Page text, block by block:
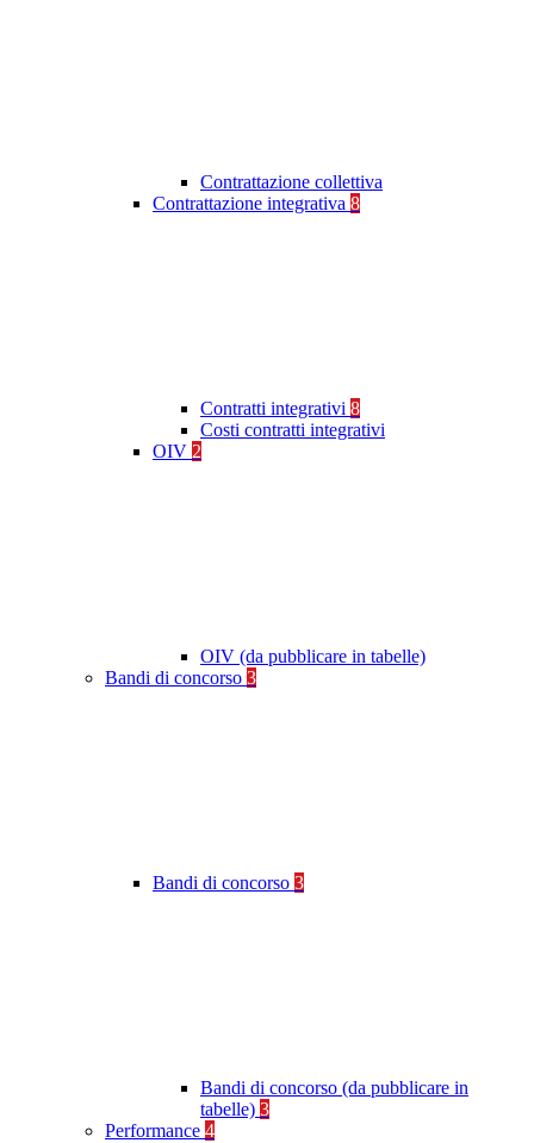
Contrattazione collettiva
Contrattazione integrativa 8
Contratti integrativi 8
Costi contratti integrativi
OIV 2
OIV (da pubblicare in tabelle)
Bandi di concorso 3
Bandi di concorso 3
Bandi di concorso (da pubblicare in
tabelle) 3
Performance 4